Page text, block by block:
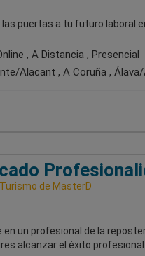
las puertas a tu futuro laboral
, A Distancia , Presencial
Alacant , A Coruña ,
de MasterD
un profesional de la
alcanzar el éxito